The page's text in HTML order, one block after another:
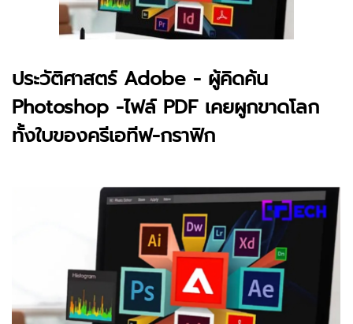
ประวัติศาสตร์ Adobe - ผู้คิดค้น
Photoshop -ไฟล์ PDF เคยผูกขาดโลก
ทั้งใบของครีเอทีฟ-กราฟิก